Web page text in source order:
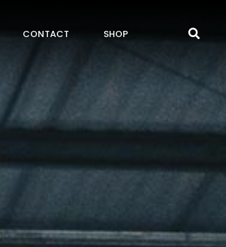
CONTACT SHOP